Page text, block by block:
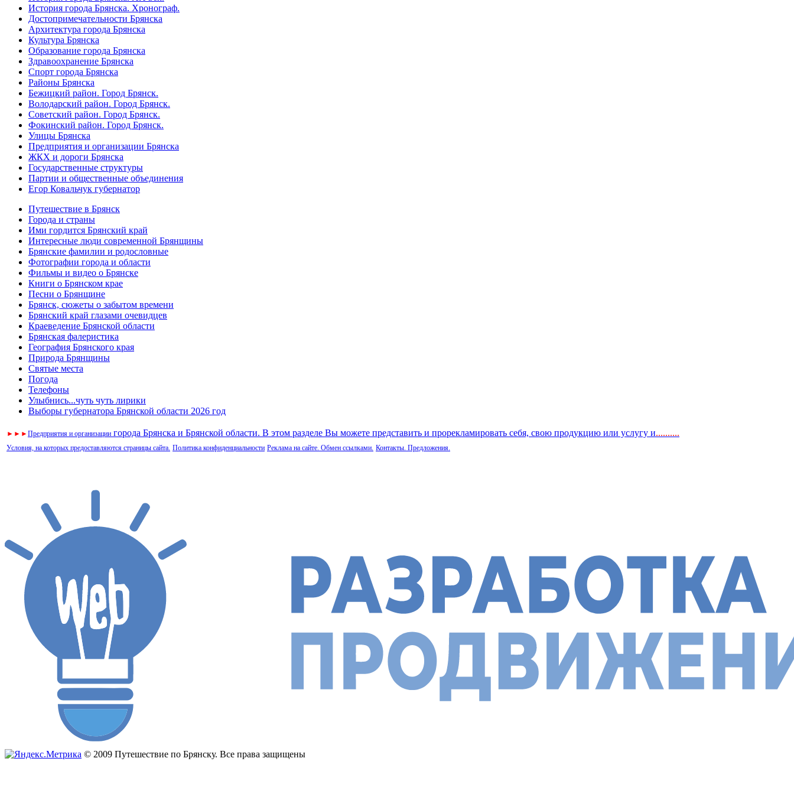
История города Брянска. Хронограф.
Достопримечательности Брянска
Архитектура города Брянска
Культура Брянска
Образование города Брянска
Здравоохранение Брянска
Спорт города Брянска
Районы Брянска
Бежицкий район. Город Брянск.
Володарский район. Город Брянск.
Советский район. Город Брянск.
Фокинский район. Город Брянск.
Улицы Брянска
Предприятия и организации Брянска
ЖКХ и дороги Брянска
Государственные структуры
Партии и общественные объединения
Егор Ковальчук губернатор
Путешествие в Брянск
Города и страны
Ими гордится Брянский край
Интересные люди современной Брянщины
Брянские фамилии и родословные
Фотографии города и области
Фильмы и видео о Брянске
Книги о Брянском крае
Песни о Брянщине
Брянск, сюжеты о забытом времени
Брянский край глазами очевидцев
Краеведение Брянской области
Брянская фалеристика
География Брянского края
Природа Брянщины
Святые места
Погода
Телефоны
Улыбнись...чуть чуть лирики
Выборы губернатора Брянской области 2026 год
► ► ►Предприятия и организации города Брянска и Брянской области. В этом разделе Вы можете представить и прорекламировать себя, свою продукцию или услугу и..........
Условия, на которых предоставляются страницы сайта. Политика конфиденциальности Реклама на сайте. Обмен ссылками. Контакты. Предложения.
© 2009 Путешествие по Брянску. Все права защищены